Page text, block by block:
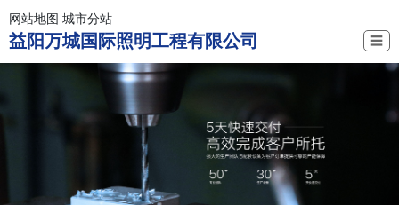
网站地图 城市分站
益阳万城国际照明工程有限公司 ☰